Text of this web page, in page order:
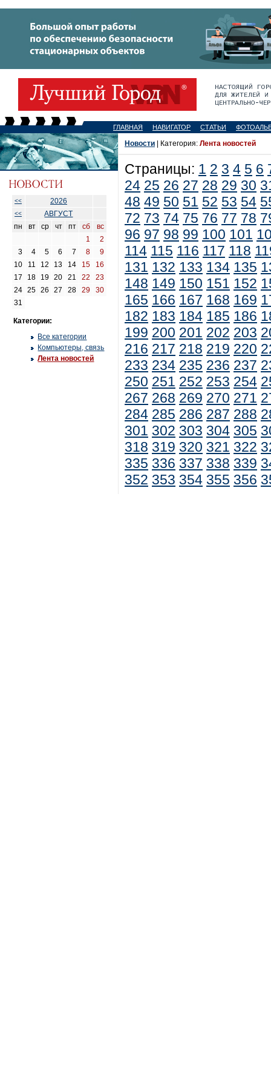
ГЛАВНАЯ НАВИГАТОР СТАТЬИ
<< 2026
<<
АВГУСТ
пн
вт ср чт пт сб
вс
1
2
3
4 5 6 7 8
9
10
11 12 13 14 15
16
17
18 19 20 21 22
23
24
25 26 27 28 29
30
31
Категории:
Все категории
Компьютеры, связь
Лента новостей
Новости | Категория: Лента новостей
Страницы: 1 2 3 4 5 6
24 25 26 27 28 29 30
48 49 50 51 52 53 54
72 73 74 75 76 77 78
96 97 98 99 100 101
114 115 116 117 118
131 132 133 134 135
148 149 150 151 152
165 166 167 168 169
182 183 184 185 186
199 200 201 202 203
216 217 218 219 220
233 234 235 236 237
250 251 252 253 254
267 268 269 270 271
284 285 286 287 288
301 302 303 304 305
318 319 320 321 322
335 336 337 338 339
352 353 354 355 356